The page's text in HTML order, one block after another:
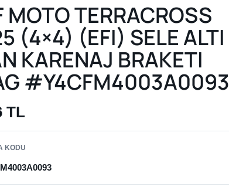
MOTO TERRACROSS
(4×4) (EFI) SELE ALTI
KARENAJ BRAKETI
#Y4CFM4003A0093
TL
KODU